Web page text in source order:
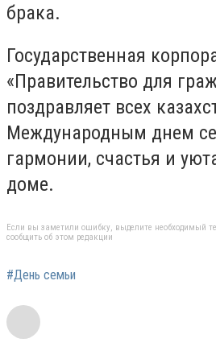
брака.
Государственная
«Правительство для
поздравляет всех
Международным днем
гармонии, счастья и
доме.
Если вы заметили ошибку, выделите необходимый
сообщить об этом редакции
#День семьи